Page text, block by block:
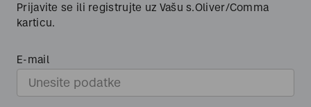
Prijavite se ili registrujte uz Vašu s.Oliver/Comma
karticu.
E-mail